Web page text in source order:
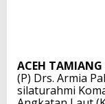
ACEH TAMIANG
(P) Drs. Armia
silaturahmi